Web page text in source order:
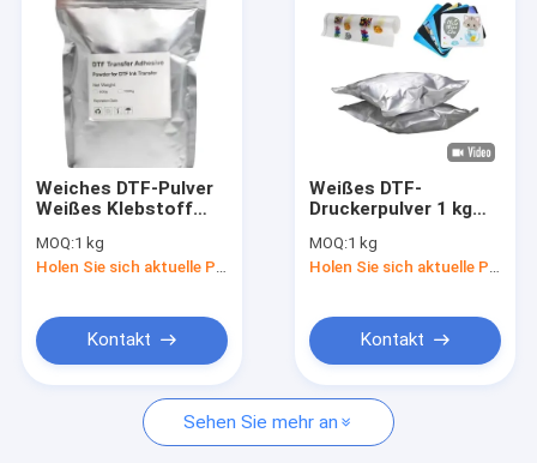
Produkte
Videos
Über uns
Fabrik Tour
DTF-Druckmaterialien
Weiches DTF-Pulver
Weißes Klebstoff
Wasserbeständigkeit
MOQ:1 kg
Kontakt
Weißes DTF-
Druckerpulver 1 kg
für L1800
MOQ:1 kg
Kontakt
Sehen Sie mehr an